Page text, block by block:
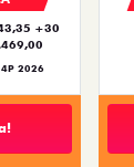
+30
4P 2026